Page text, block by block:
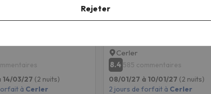
14/03/27 (2 nuits)
à Cerler
Cerler
8.4 585 commentaires
08/01/27 à 10/01/27 (2 nuits)
2 jours de forfait à Cerler
Rejeter